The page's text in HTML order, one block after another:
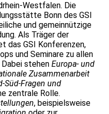
Westfalen. Die
Bonn des GSI
und gemeinnützige
Als Träger der
das GSI Konferenzen,
und Seminare zu allen
stehen Europa- und
Zusammenarbeit
Süd-Fragen und
zentrale Rolle.
, beispielsweise